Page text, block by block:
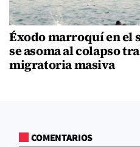
Éxodo marroquí en el
se asoma al colapso
migratoria masiva
COMENTARIOS